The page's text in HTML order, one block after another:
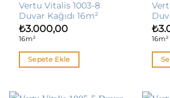
Vertu Vitalis 1003-8
Duvar Kağıdı 16m²
₺3.000,00
16m²
Sepete Ekle
₺
16m²